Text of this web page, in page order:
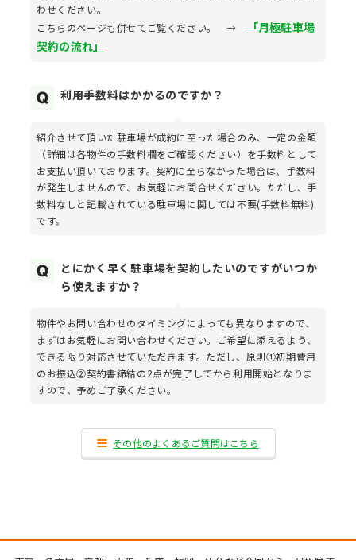
わせください。
こちらのページも併せてご覧ください。 →
「月極駐車場
契約の流れ」
利用手数料はかかるのですか？
紹介させて頂いた駐車場が成約に至った場合のみ、一定の金額
（詳細は各物件の手数料欄をご確認ください）を手数料として
お支払い頂いております。契約に至らなかった場合は、手数料
が発生しませんので、お気軽にお問合せください。ただし、手
数料なしと記載されている駐車場に関しては不要(手数料無料)
です。
とにかく早く駐車場を契約したいのですがいつか
ら使えますか？
物件やお問い合わせのタイミングによっても異なりますので、
まずはお気軽にお問い合わせください。ご希望に添えるよう、
できる限り対応させていただきます。ただし、原則①初期費用
のお振込②契約書締結の2点が完了してから利用開始となりま
すので、予めご了承ください。
その他のよくあるご質問はこちら